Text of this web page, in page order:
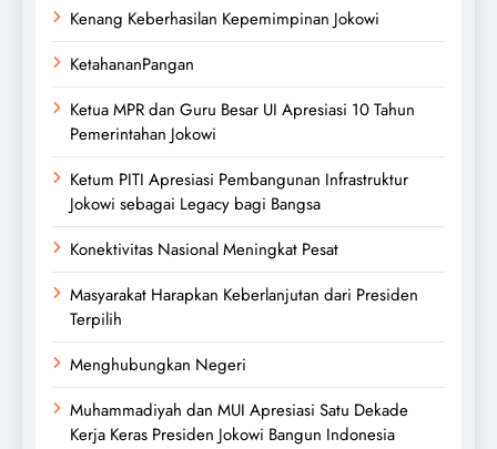
Kenang Keberhasilan Kepemimpinan Jokowi
KetahananPangan
Ketua MPR dan Guru Besar UI Apresiasi 10 Tahun
Pemerintahan Jokowi
Ketum PITI Apresiasi Pembangunan Infrastruktur
Jokowi sebagai Legacy bagi Bangsa
Konektivitas Nasional Meningkat Pesat
Masyarakat Harapkan Keberlanjutan dari Presiden
Terpilih
Menghubungkan Negeri
Muhammadiyah dan MUI Apresiasi Satu Dekade
Kerja Keras Presiden Jokowi Bangun Indonesia